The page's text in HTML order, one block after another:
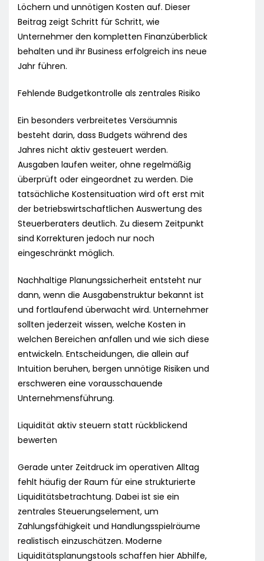
Löchern und unnötigen Kosten auf. Dieser
Beitrag zeigt Schritt für Schritt, wie
Unternehmer den kompletten Finanzüberblick
behalten und ihr Business erfolgreich ins neue
Jahr führen.
Fehlende Budgetkontrolle als zentrales Risiko
Ein besonders verbreitetes Versäumnis
besteht darin, dass Budgets während des
Jahres nicht aktiv gesteuert werden.
Ausgaben laufen weiter, ohne regelmäßig
überprüft oder eingeordnet zu werden. Die
tatsächliche Kostensituation wird oft erst mit
der betriebswirtschaftlichen Auswertung des
Steuerberaters deutlich. Zu diesem Zeitpunkt
sind Korrekturen jedoch nur noch
eingeschränkt möglich.
Nachhaltige Planungssicherheit entsteht nur
dann, wenn die Ausgabenstruktur bekannt ist
und fortlaufend überwacht wird. Unternehmer
sollten jederzeit wissen, welche Kosten in
welchen Bereichen anfallen und wie sich diese
entwickeln. Entscheidungen, die allein auf
Intuition beruhen, bergen unnötige Risiken und
erschweren eine vorausschauende
Unternehmensführung.
Liquidität aktiv steuern statt rückblickend
bewerten
Gerade unter Zeitdruck im operativen Alltag
fehlt häufig der Raum für eine strukturierte
Liquiditätsbetrachtung. Dabei ist sie ein
zentrales Steuerungselement, um
Zahlungsfähigkeit und Handlungsspielräume
realistisch einzuschätzen. Moderne
Liquiditätsplanungstools schaffen hier Abhilfe,